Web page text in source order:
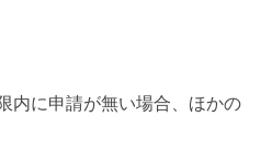
内に申請が無い場合、ほかの